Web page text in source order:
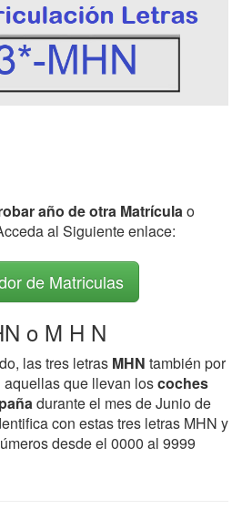
año de otra Matrículao
al Siguiente enlace:
de Matriculas
o M H N
las tres letras MHN también por
que llevan loscoches
durante el mes de Junio de
con estas tres letras MHN y
desde el 0000 al 9999